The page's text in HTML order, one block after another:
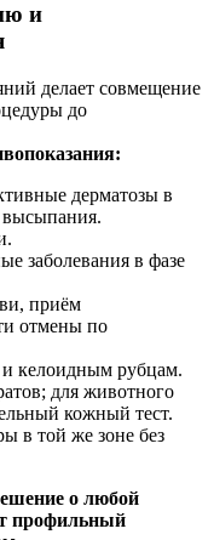
и
делает совмещение
до
дерматозы в
высыпания.
заболевания в фазе
приём
отмены по
келоидным рубцам.
для животного
кожный тест.
в той же зоне без
о любой
профильный